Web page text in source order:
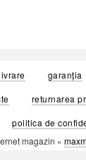
garanția
returnarea
politica de
magazin «